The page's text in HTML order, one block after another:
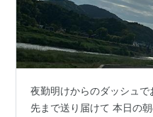
夜勤明けからのダッシュ
先まで送り届けて 本日の